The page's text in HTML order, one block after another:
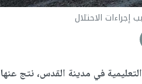
الاحتلال
في مدينة القدس، نتج عنها